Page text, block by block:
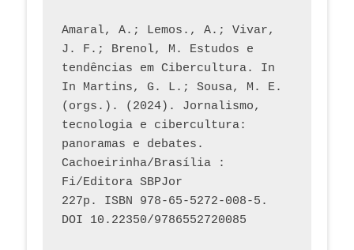
Amaral, A.; Lemos., A.; Vivar,
J. F.; Brenol, M. Estudos e
tendências em Cibercultura. In
In Martins, G. L.; Sousa, M. E.
(orgs.). (2024). Jornalismo,
tecnologia e cibercultura:
panoramas e debates.
Cachoeirinha/Brasília :
Fi/Editora SBPJor
227p. ISBN 978-65-5272-008-5.
DOI 10.22350/9786552720085